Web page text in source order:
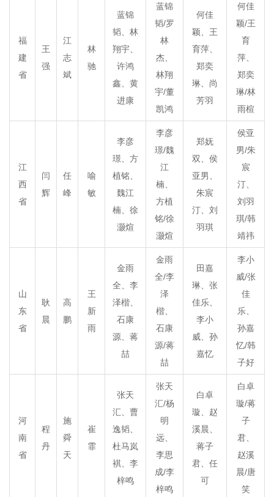
福
建
省
王
强
江
志
斌
林
驰
蓝锦
韬、林
翔宇、
许鸿
鑫、黄
进康
蓝锦
韬/罗
林
杰、
林翔
宇/董
凯鸿
何佳
颖、王
育萍、
郑奕
琳、尚
芳羽
何佳
颖/王
育
萍、
郑奕
琳/林
雨楦
江
西
省
闫
辉
任
峰
喻
敏
李彦
璟、方
植铭、
魏江
楠、徐
灏煊
李彦
璟/魏
江
楠、
方植
铭/徐
灏煊
郑妩
双、侯
亚男、
朱宸
汀、刘
羽琪
侯亚
男/朱
宸
汀、
刘羽
琪/韩
靖祎
山
东
省
耿
晨
高
鹏
王
新
雨
金雨
全、李
泽楷、
石康
源、蒋
喆
金雨
全/李
泽
楷、
石康
源/蒋
喆
田嘉
琳、张
佳乐、
李小
威、孙
嘉忆
李小
威/张
佳
乐、
孙嘉
忆/韩
子好
河
南
省
程
丹
施
舜
天
崔
霏
张天
汇、曹
逸韬、
杜马岚
褀、李
梓鸣
张天
汇/杨
明
远、
李思
成/李
梓鸣
白卓
璇、赵
溪晨、
蒋子
君、任
可
白卓
璇/蒋
子
君、
赵溪
晨/唐
笑